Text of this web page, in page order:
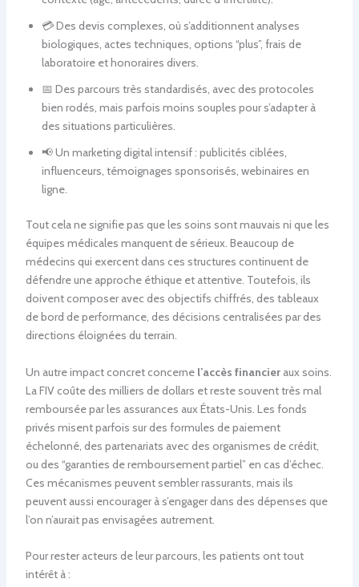
💳 Des devis complexes, où s’additionnent analyses
biologiques, actes techniques, options “plus”, frais de
laboratoire et honoraires divers.
📅 Des parcours très standardisés, avec des protocoles
bien rodés, mais parfois moins souples pour s’adapter à
des situations particulières.
📢 Un marketing digital intensif : publicités ciblées,
influenceurs, témoignages sponsorisés, webinaires en
ligne.
Tout cela ne signifie pas que les soins sont mauvais ni que les
équipes médicales manquent de sérieux. Beaucoup de
médecins qui exercent dans ces structures continuent de
défendre une approche éthique et attentive. Toutefois, ils
doivent composer avec des objectifs chiffrés, des tableaux
de bord de performance, des décisions centralisées par des
directions éloignées du terrain.
Un autre impact concret concerne l’accès financieraux soins.
La FIV coûte des milliers de dollars et reste souvent très mal
remboursée par les assurances aux États-Unis. Les fonds
privés misent parfois sur des formules de paiement
échelonné, des partenariats avec des organismes de crédit,
ou des “garanties de remboursement partiel” en cas d’échec.
Ces mécanismes peuvent sembler rassurants, mais ils
peuvent aussi encourager à s’engager dans des dépenses que
l’on n’aurait pas envisagées autrement.
Pour rester acteurs de leur parcours, les patients ont tout
intérêt à :